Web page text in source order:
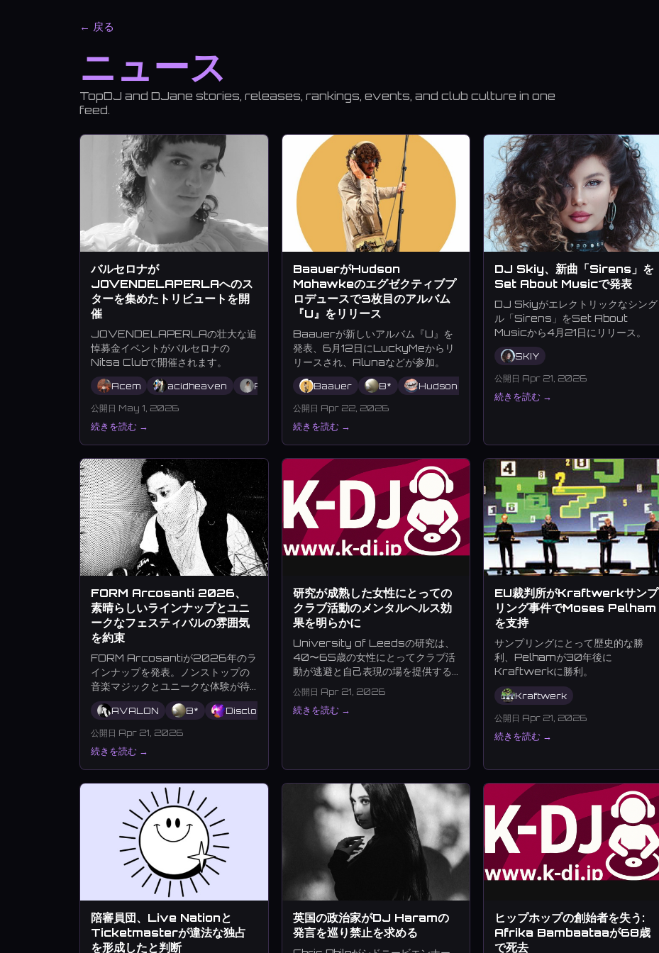
← 戻る
ニュース
TopDJ and DJane stories, releases, rankings, events, and club culture in one
feed.
バルセロナが
JOVENDELAPERLAへのス
ターを集めたトリビュートを開
催
JOVENDELAPERLAの壮大な追
悼募金イベントがバルセロナの
Nitsa Clubで開催されます。
Acem acidheaven Albal Analog K B* Babydoublecup Berenice
公開日 May 1, 2026
続きを読む →
BaauerがHudson
Mohawkeのエグゼクティブプ
ロデュースで3枚目のアルバム
『U』をリリース
Baauerが新しいアルバム『U』を
発表、6月12日にLuckyMeからリ
リースされ、Alunaなどが参加。
Baauer B* Hudson Mohawke Aluna
公開日 Apr 22, 2026
続きを読む →
DJ Skiy、新曲「Sirens」を
Set About Musicで発表
DJ Skiyがエレクトリックなシング
ル「Sirens」をSet About
Musicから4月21日にリリース。
SKIY
公開日 Apr 21, 2026
続きを読む →
FORM Arcosanti 2026、
素晴らしいラインナップとユニ
ークなフェスティバルの雰囲気
を約束
FORM Arcosantiが2026年のラ
インナップを発表。ノンストップの
音楽マジックとユニークな体験が待
っています。
AVALON B* Disclosure Green Velvet
公開日 Apr 21, 2026
続きを読む →
研究が成熟した女性にとっての
クラブ活動のメンタルヘルス効
果を明らかに
University of Leedsの研究は、
40〜65歳の女性にとってクラブ活
動が逃避と自己表現の場を提供する
ことを発見。
公開日 Apr 21, 2026
続きを読む →
EU裁判所がKraftwerkサンプ
リング事件でMoses Pelham
を支持
サンプリングにとって歴史的な勝
利、Pelhamが30年後に
Kraftwerkに勝利。
Kraftwerk
公開日 Apr 21, 2026
続きを読む →
陪審員団、Live Nationと
Ticketmasterが違法な独占
を形成したと判断
英国の政治家がDJ Haramの
発言を巡り禁止を求める
ヒップホップの創始者を失う:
Afrika Bambaataaが68歳
で死去